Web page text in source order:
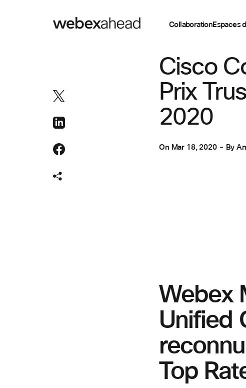
CollaborationEspaces
Cisco
Prix
2020
On Mar 18, 2020 By
Webex
Unified
Top